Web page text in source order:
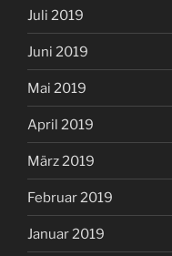
Juli 2019
Juni 2019
Mai 2019
April 2019
März 2019
Februar 2019
Januar 2019